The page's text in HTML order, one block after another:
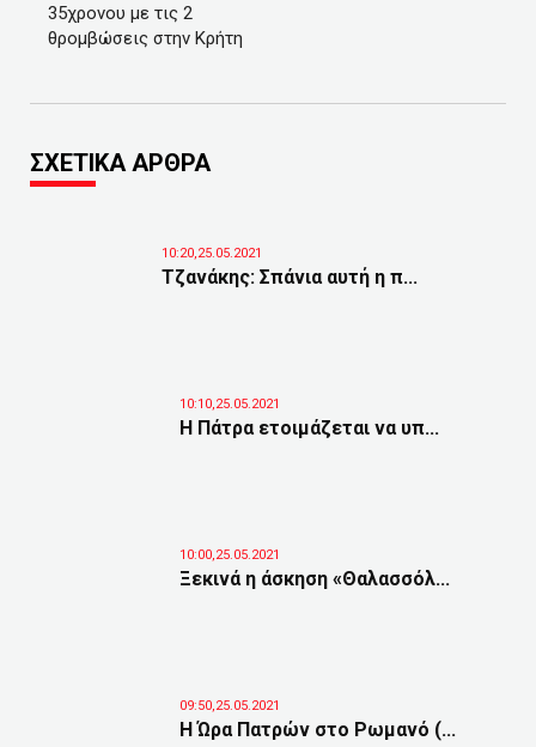
35χρονου με τις 2
θρομβώσεις στην Κρήτη
ΣΧΕΤΙΚΑ ΑΡΘΡΑ
10:20,25.05.2021
Τζανάκης: Σπάνια αυτή η π...
10:10,25.05.2021
Η Πάτρα ετοιμάζεται να υπ...
10:00,25.05.2021
Ξεκινά η άσκηση «Θαλασσόλ...
09:50,25.05.2021
Η Ώρα Πατρών στο Ρωμανό (...